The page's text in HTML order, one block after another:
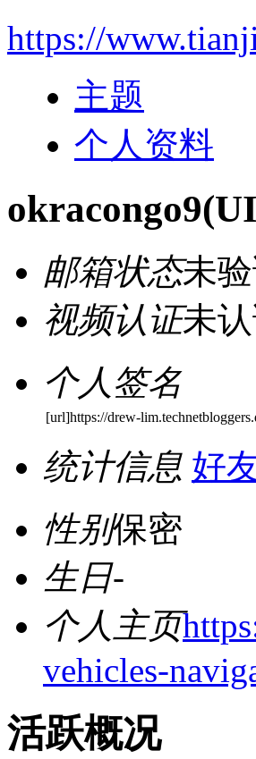
https://
主题
个人资料
okracongo9
邮箱状态未
视频认证未
个人签名
[url]https://drew-
统计信息 好
性别保密
生日-
个人主页
vehicles-
活跃概况